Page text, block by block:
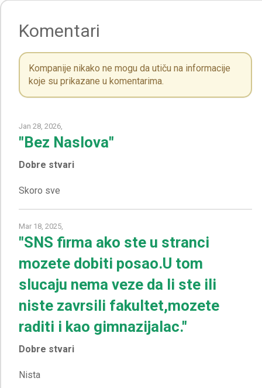
Komentari
Kompanije nikako ne mogu da utiču na informacije
koje su prikazane u komentarima.
Jan 28, 2026,
"Bez Naslova"
Dobre stvari
Mar 18, 2025,
"SNS firma ako ste u stranci
mozete dobiti posao.U tom
slucaju nema veze da li ste ili
niste zavrsili fakultet,mozete
raditi i kao gimnazijalac."
Dobre stvari